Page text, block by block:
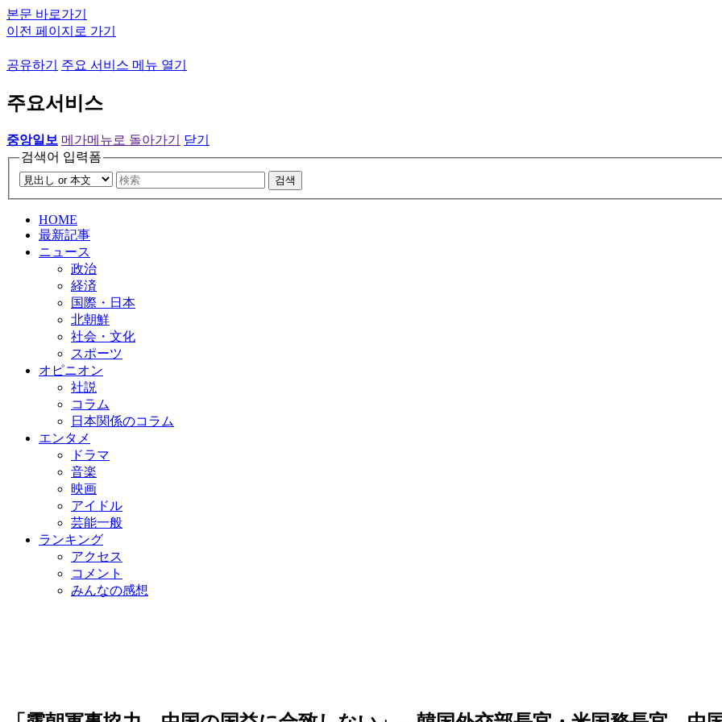
본문 바로가기
이전 페이지로 가기
공유하기 주요 서비스 메뉴 열기
주요서비스
중앙일보 메가메뉴로 돌아가기
닫기
검색어 입력폼
검색
HOME
最新記事
ニュース
政治
経済
国際・日本
北朝鮮
社会・文化
スポーツ
オピニオン
社説
コラム
日本関係のコラム
エンタメ
ドラマ
音楽
映画
アイドル
芸能一般
ランキング
アクセス
コメント
みんなの感想